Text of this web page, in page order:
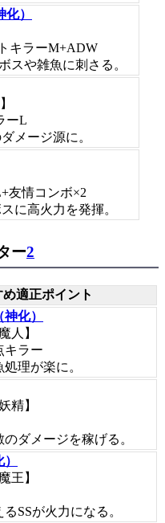
）
キラーM+ADW
スや雑魚に刺さる。
ーL
メージ源に。
友情コンボ×2
に高火力を発揮。
ー2
め適正ポイント
化）
人】
キラー
理が楽に。
精】
ダメージを稼げる。
王】
SSが火力になる。